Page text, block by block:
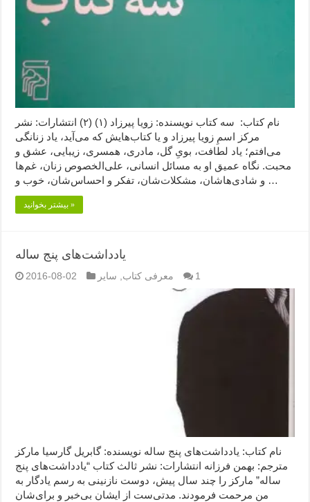
نام کتاب: سه کتاب نویسنده: زویا پیرزاد (۱) (۲) انتشارات: نشر
مرکز اسمِ زویا پیرزاد و یا کتاب‌هایش که می‌آید، یاد زنانگی
می‌افتم؛ یاد لطافت، بویِ گل، مادری، همسری، زیبایی، عشق و
محبت. نگاه عمیق‌ او به مسائل انسانی، علی‌الخصوص زنان، غم‌ها
و شادی‌هاشان، مشکلات‌شان، تفکر و احساس‌شان، خوب و …
بیشتر بخوانید »
یادداشت‌های پنج ساله
2016-08-02 معرفی کتاب, سایر 1
نام کتاب: یادداشت‌های پنج ساله نویسنده: گابریل گارسیا مارکز
مترجم: بهمن فرزانه انتشارات: نشر ثالث کتاب “یادداشت‌های پنج
ساله” مارکز را چند سال پیش، دوست نازنینی به رسم یادگار به
من مرحمت فرمودند. مدتی‌ست از ایشان بی‌خبر و برای‌شان